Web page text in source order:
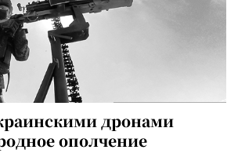
дронами
ополчение